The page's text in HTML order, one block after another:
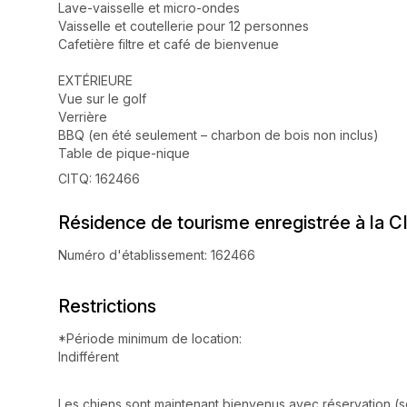
Lave-vaisselle et micro-ondes
Vaisselle et coutellerie pour 12 personnes
Cafetière filtre et café de bienvenue
EXTÉRIEURE
Vue sur le golf
Verrière
BBQ (en été seulement – charbon de bois non inclus)
Table de pique-nique
CITQ: 162466
Résidence de tourisme enregistrée à la
Numéro d'établissement: 162466
Restrictions
*Période minimum de location:
Indifférent
Les chiens sont maintenant bienvenus avec réservation